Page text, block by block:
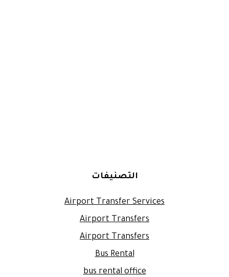
التصنيفات
Airport Transfer Services
Airport Transfers
Airport Transfers
Bus Rental
bus rental office